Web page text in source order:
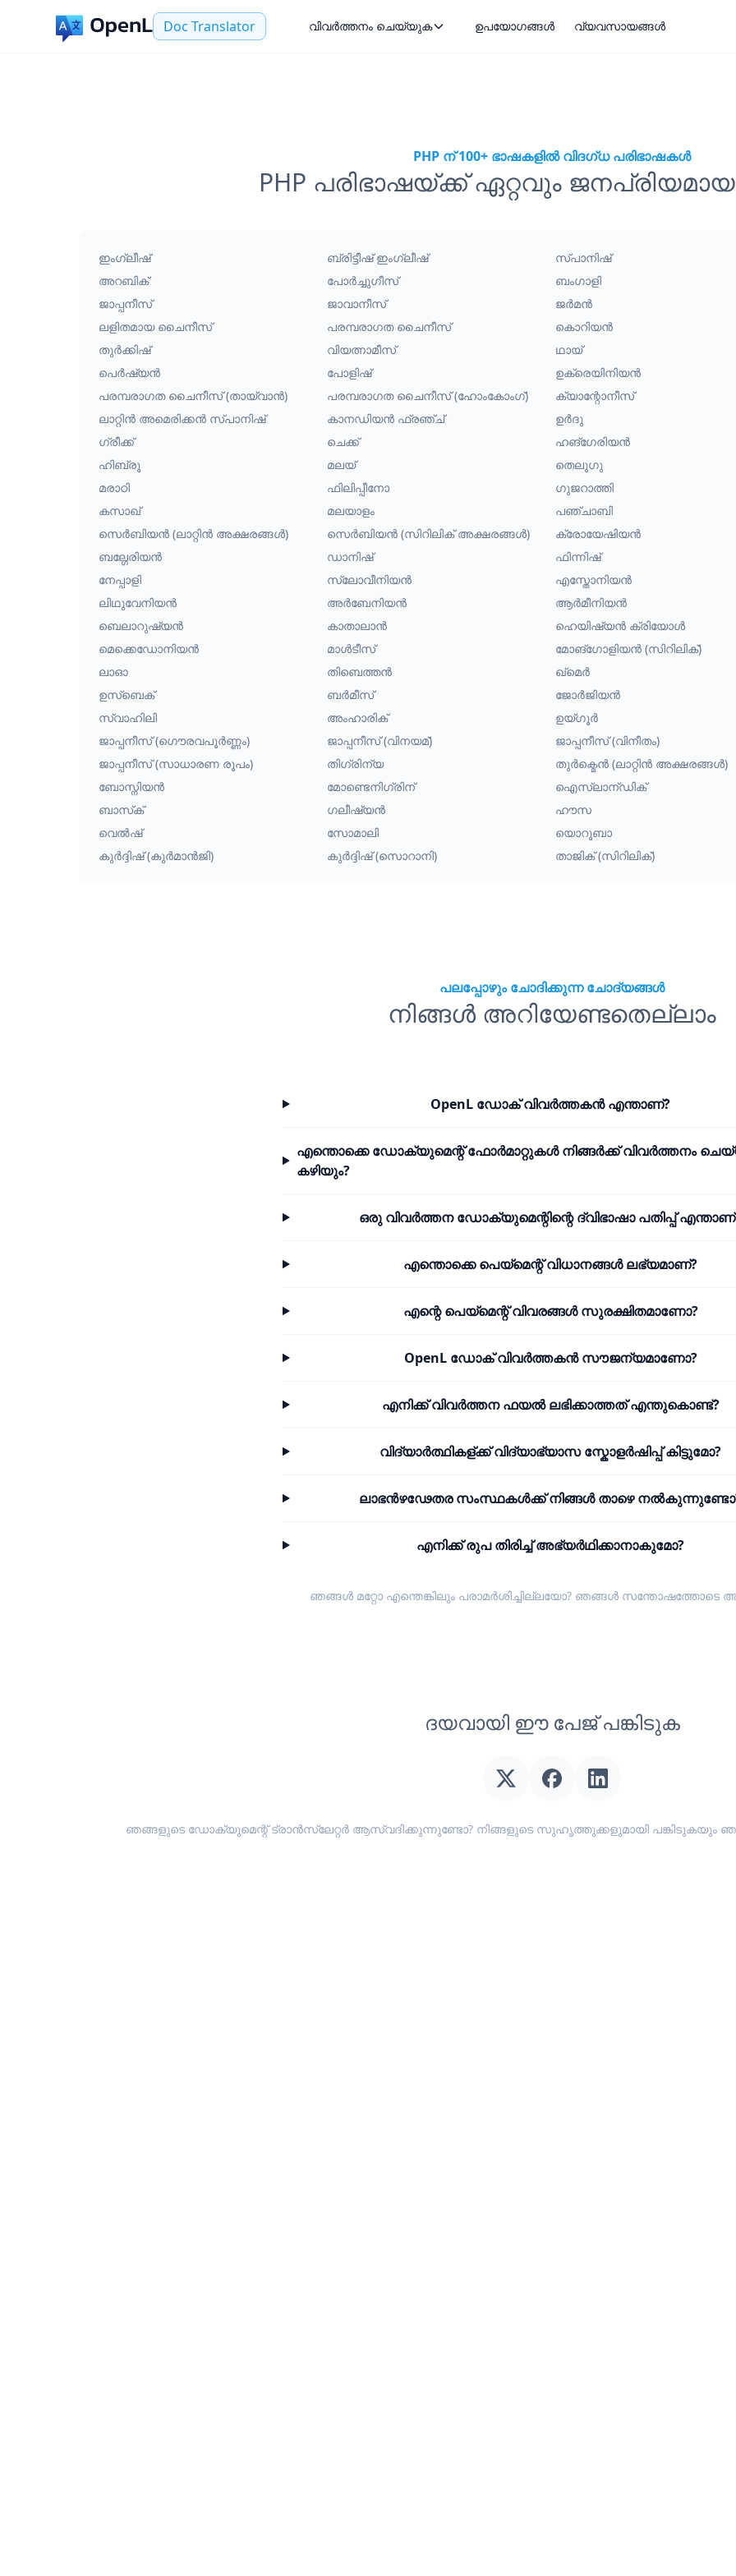
Doc Translator വിവർത്തനം ചെയ്യുക ഉപയോഗങ്ങൾ വ്യവസായങ്ങൾ
PHP ന് 100+ ഭാഷകളിൽ വിദഗ്ധ പരിഭാഷകൾ
PHP പരിഭാഷയ്ക്ക് ഏറ്റവും
ഇംഗ്ലീഷ് ബ്രിട്ടീഷ് ഇംഗ്ലീഷ് സ്പാനിഷ്
അറബിക്
പോർച്ചുഗീസ് ബംഗാളി
ജാപ്പനീസ്
ജാവാനീസ് ജർമൻ
ലളിതമായ ചൈനീസ്
പരമ്പരാഗത ചൈനീസ് കൊറിയൻ
തുർക്കിഷ്
വിയത്നാമീസ് ഥായ്
പെർഷ്യൻ
പോളിഷ് ഉക്രെയിനിയൻ
പരമ്പരാഗത ചൈനീസ് (തായ്‌വാൻ)
പരമ്പരാഗത ചൈനീസ് (ഹോംകോംഗ്) ക്യാന്റോനീസ്
ലാറ്റിൻ അമെരിക്കൻ സ്പാനിഷ്
കാനഡിയൻ ഫ്രഞ്ച് ഉർദു
ഗ്രീക്ക്
ചെക്ക് ഹങ്ഗേരിയൻ
ഹിബ്രൂ
മലയ് തെലുഗു
മരാഠി
ഫിലിപ്പീനോ ഗുജറാത്തി
കസാഖ്
മലയാളം പഞ്ചാബി
സെർബിയൻ (ലാറ്റിൻ അക്ഷരങ്ങൾ)
സെർബിയൻ (സിറിലിക് അക്ഷരങ്ങൾ) ക്രോയേഷിയൻ
ബല്ഗേരിയൻ
ഡാനിഷ് ഫിന്നിഷ്
നേപ്പാളി
സ്ലോവീനിയൻ എസ്തോനിയൻ
ലിഥുവേനിയൻ
അർബേനിയൻ ആർമീനിയൻ
ബെലാറുഷ്യൻ
കാതാലാൻ ഹെയിഷ്യൻ ക്രിയോൾ
മെക്കെഡോനിയൻ
മാൾടീസ് മോങ്ഗോളിയൻ (സിറിലിക്)
ലാഓ
തിബെത്തൻ ഖ്മെർ
ഉസ്ബെക്
ബർമീസ് ജോർജിയൻ
സ്വാഹിലി
അംഹാരിക് ഉയ്ഗൂർ
ജാപ്പനീസ് (ഗൌരവപൂർണ്ണം)
ജാപ്പനീസ് (വിനയമ്) ജാപ്പനീസ് (വിനീതം)
ജാപ്പനീസ് (സാധാരണ രൂപം)
തിഗ്രിന്യ തുർക്മെൻ (ലാറ്റിൻ അക്ഷരങ്ങൾ)
ബോസ്നിയൻ
മോണ്ടെനിഗ്രിന് ഐസ്‌ലാന്ഡിക്
ബാസ്‌ക്
ഗലീഷ്യൻ ഹൗസ
വെൽഷ്
സോമാലി യൊറൂബാ
കുർദ്ദിഷ് (കുർമാൻജി)
കുർദ്ദിഷ് (സൊറാനി) താജിക് (സിറിലിക്)
പലപ്പോഴും ചോദിക്കുന്ന ചോദ്യങ്ങൾ
നിങ്ങൾ അറിയേണ്ടതെല്ലാം
OpenL ഡോക് വിവർത്തകൻ എന്താണ്?
എന്തൊക്കെ ഡോക്യുമെന്റ് ഫോർമാറ്റുകൾ നിങ്ങർക്ക് വിവർത്തനം
കഴിയും?
ഒരു വിവർത്തന ഡോക്യുമെന്റിന്റെ ദ്വിഭാഷാ പതിപ്പ്
എന്തൊക്കെ പെയ്മെന്റ് വിധാനങ്ങൾ ലഭ്യമാണ്?
എന്റെ പെയ്മെന്റ് വിവരങ്ങൾ സുരക്ഷിതമാണോ?
OpenL ഡോക് വിവർത്തകൻ സൗജന്യമാണോ?
എനിക്ക് വിവർത്തന ഫയൽ ലഭിക്കാത്തത് എന്തുകൊണ്ട്?
വിദ്യാർത്ഥികള്ക്ക് വിദ്യാഭ്യാസ സ്കോളർഷിപ്പ് കിട്ടുമോ?
ലാഭൻഴഢേതര സംസ്ഥകൾക്ക് നിങ്ങൾ താഴെ
എനിക്ക് രുപ തിരിച്ച് അഭ്യർഥിക്കാനാകുമോ?
ഞങ്ങൾ മറ്റോ എന്തെങ്കിലും പരാമർശിച്ചില്ലയോ? ഞങ്ങൾ സന്തോഷത്തോടെ
ദയവായി ഈ പേജ് പങ്കിടുക
ഞങ്ങളുടെ ഡോക്യുമെന്റ് ട്രാൻസ്ലേറ്റർ ആസ്വദിക്കുന്നുണ്ടോ? നിങ്ങളുടെ സുഹൃത്തുക്കളുമായി പങ്കിടുകയും